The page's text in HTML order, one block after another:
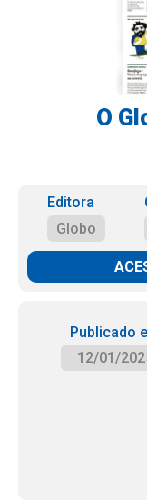
O
Editora
Globo
Publicado
12/01/